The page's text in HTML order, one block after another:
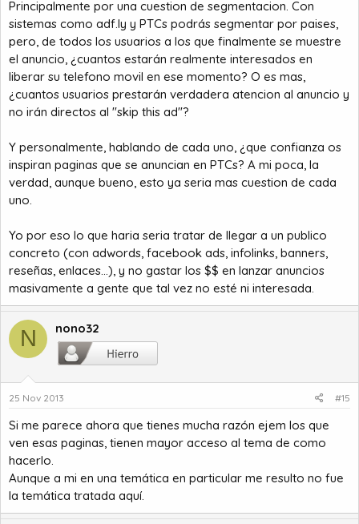
Principalmente por una cuestion de segmentacion. Con
sistemas como adf.ly y PTCs podrás segmentar por paises,
pero, de todos los usuarios a los que finalmente se muestre
el anuncio, ¿cuantos estarán realmente interesados en
liberar su telefono movil en ese momento? O es mas,
¿cuantos usuarios prestarán verdadera atencion al anuncio y
no irán directos al "skip this ad"?
Y personalmente, hablando de cada uno, ¿que confianza os
inspiran paginas que se anuncian en PTCs? A mi poca, la
verdad, aunque bueno, esto ya seria mas cuestion de cada
uno.
Yo por eso lo que haria seria tratar de llegar a un publico
concreto (con adwords, facebook ads, infolinks, banners,
reseñas, enlaces...), y no gastar los $$ en lanzar anuncios
masivamente a gente que tal vez no esté ni interesada.
N nono32
25 Nov 2013 #15
Si me parece ahora que tienes mucha razón ejem los que
ven esas paginas, tienen mayor acceso al tema de como
hacerlo.
Aunque a mi en una temática en particular me resulto no fue
la temática tratada aquí.